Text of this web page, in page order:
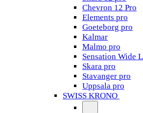
Chevron 12 Pro
Elements pro
Goeteborg pro
Kalmar
Malmo pro
Sensation Wide
Skara pro
Stavanger pro
Uppsala pro
SWISS KRONO